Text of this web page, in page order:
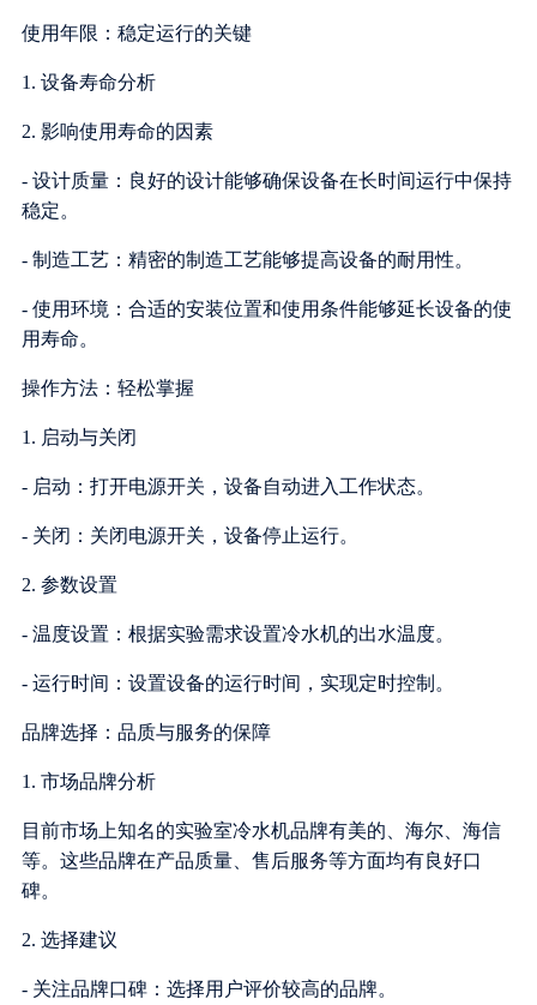
使用年限：稳定运行的关键
1. 设备寿命分析
2. 影响使用寿命的因素
- 设计质量：良好的设计能够确保设备在长时间运行中保持
稳定。
- 制造工艺：精密的制造工艺能够提高设备的耐用性。
- 使用环境：合适的安装位置和使用条件能够延长设备的使
用寿命。
操作方法：轻松掌握
1. 启动与关闭
- 启动：打开电源开关，设备自动进入工作状态。
- 关闭：关闭电源开关，设备停止运行。
2. 参数设置
- 温度设置：根据实验需求设置冷水机的出水温度。
- 运行时间：设置设备的运行时间，实现定时控制。
品牌选择：品质与服务的保障
1. 市场品牌分析
目前市场上知名的实验室冷水机品牌有美的、海尔、海信
等。这些品牌在产品质量、售后服务等方面均有良好口
碑。
2. 选择建议
- 关注品牌口碑：选择用户评价较高的品牌。